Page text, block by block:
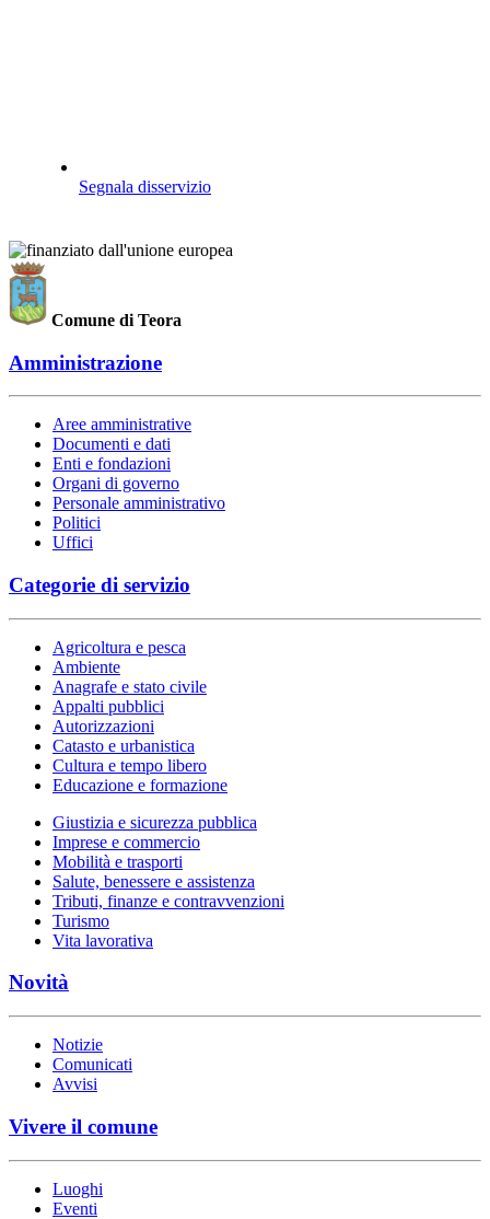
Segnala disservizio
Comune di Teora
Amministrazione
Aree amministrative
Documenti e dati
Enti e fondazioni
Organi di governo
Personale amministrativo
Politici
Uffici
Categorie di servizio
Agricoltura e pesca
Ambiente
Anagrafe e stato civile
Appalti pubblici
Autorizzazioni
Catasto e urbanistica
Cultura e tempo libero
Educazione e formazione
Giustizia e sicurezza pubblica
Imprese e commercio
Mobilità e trasporti
Salute, benessere e assistenza
Tributi, finanze e contravvenzioni
Turismo
Vita lavorativa
Novità
Notizie
Comunicati
Avvisi
Vivere il comune
Luoghi
Eventi